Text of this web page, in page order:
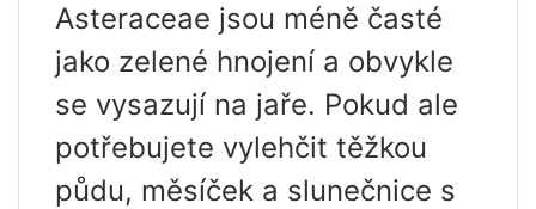
Asteraceae jsou méně časté
jako zelené hnojení a obvykle
se vysazují na jaře. Pokud ale
potřebujete vylehčit těžkou
půdu, měsíček a slunečnice s